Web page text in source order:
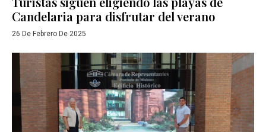
Candelaria para disfrutar del verano
26 De Febrero De 2025